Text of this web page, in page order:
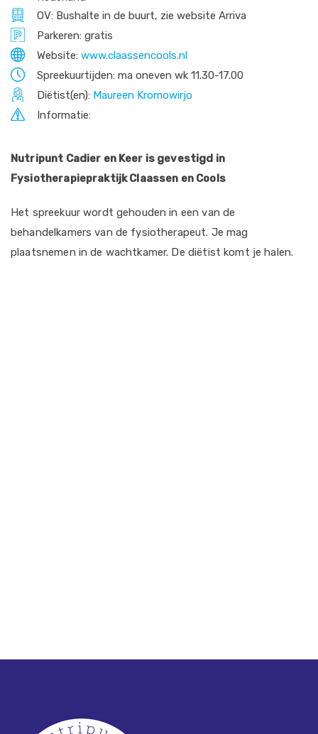
OV: Bushalte in de buurt, zie website Arriva
Parkeren: gratis
Website: www.claassencools.nl
Spreekuurtijden: ma oneven wk 11.30-17.00
Diëtist(en): Maureen Kromowirjo
Informatie:
Nutripunt Cadier en Keer is gevestigd in
Fysiotherapiepraktijk Claassen en Cools
Het spreekuur wordt gehouden in een van de
behandelkamers van de fysiotherapeut. Je mag
plaatsnemen in de wachtkamer. De diëtist komt je halen.